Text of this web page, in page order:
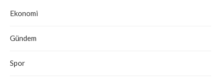
Ekonomi
Gündem
Spor